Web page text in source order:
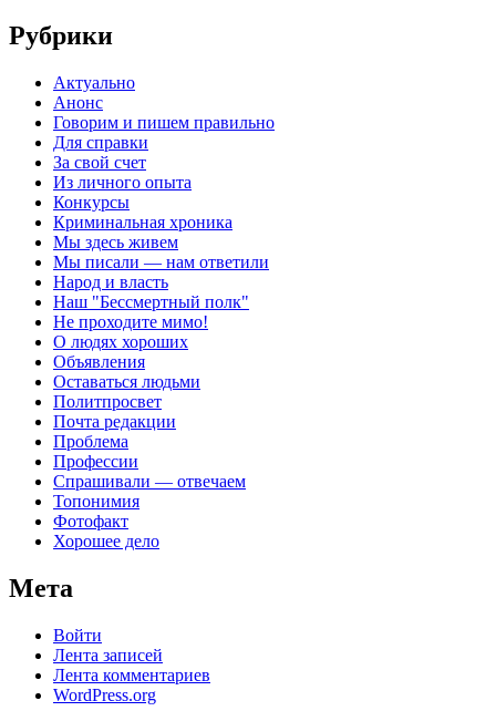
Рубрики
Актуально
Анонс
Говорим и пишем правильно
Для справки
За свой счет
Из личного опыта
Конкурсы
Криминальная хроника
Мы здесь живем
Мы писали — нам ответили
Народ и власть
Наш "Бессмертный полк"
Не проходите мимо!
О людях хороших
Объявления
Оставаться людьми
Политпросвет
Почта редакции
Проблема
Профессии
Спрашивали — отвечаем
Топонимия
Фотофакт
Хорошее дело
Мета
Войти
Лента записей
Лента комментариев
WordPress.org